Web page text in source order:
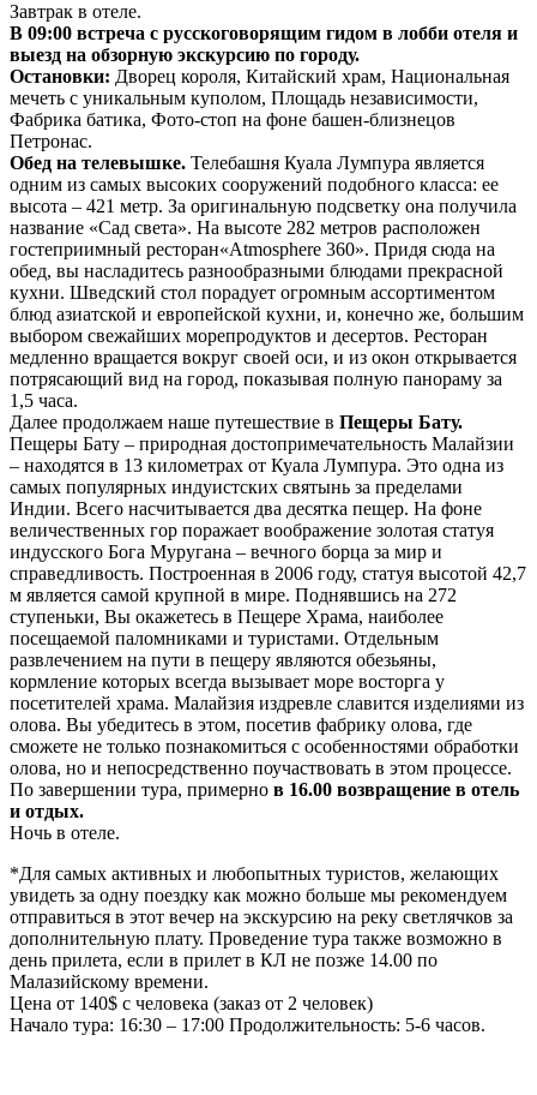
Завтрак в отеле.
В 09:00 встреча с русскоговорящим гидом в лобби отеля и
выезд на обзорную экскурсию по городу.
Остановки: Дворец короля, Китайский храм, Национальная
мечеть с уникальным куполом, Площадь независимости,
Фабрика батика, Фото-стоп на фоне башен-близнецов
Петронас.
Обед на телевышке. Телебашня Куала Лумпура является
одним из самых высоких сооружений подобного класса: ее
высота – 421 метр. За оригинальную подсветку она получила
название «Сад света». На высоте 282 метров расположен
гостеприимный ресторан«Atmosphere 360». Придя сюда на
обед, вы насладитесь разнообразными блюдами прекрасной
кухни. Шведский стол порадует огромным ассортиментом
блюд азиатской и европейской кухни, и, конечно же, большим
выбором свежайших морепродуктов и десертов. Ресторан
медленно вращается вокруг своей оси, и из окон открывается
потрясающий вид на город, показывая полную панораму за
1,5 часа.
Далее продолжаем наше путешествие в Пещеры Бату.
Пещеры Бату – природная достопримечательность Малайзии
– находятся в 13 километрах от Куала Лумпура. Это одна из
самых популярных индуистских святынь за пределами
Индии. Всего насчитывается два десятка пещер. На фоне
величественных гор поражает воображение золотая статуя
индусского Бога Муругана – вечного борца за мир и
справедливость. Построенная в 2006 году, статуя высотой 42,7
м является самой крупной в мире. Поднявшись на 272
ступеньки, Вы окажетесь в Пещере Храма, наиболее
посещаемой паломниками и туристами. Отдельным
развлечением на пути в пещеру являются обезьяны,
кормление которых всегда вызывает море восторга у
посетителей храма. Малайзия издревле славится изделиями из
олова. Вы убедитесь в этом, посетив фабрику олова, где
сможете не только познакомиться с особенностями обработки
олова, но и непосредственно поучаствовать в этом процессе.
По завершении тура, примерно в 16.00 возвращение в отель
и отдых.
Ночь в отеле.
*Для самых активных и любопытных туристов, желающих
увидеть за одну поездку как можно больше мы рекомендуем
отправиться в этот вечер на экскурсию на реку светлячков за
дополнительную плату. Проведение тура также возможно в
день прилета, если в прилет в КЛ не позже 14.00 по
Малазийскому времени.
Цена от 140$ с человека (заказ от 2 человек)
Начало тура: 16:30 – 17:00 Продолжительность: 5-6 часов.